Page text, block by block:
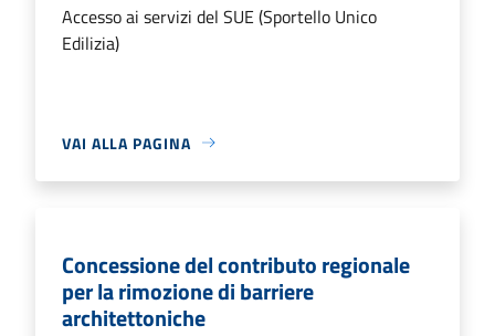
Accesso ai servizi del SUE (Sportello Unico
Edilizia)
VAI ALLA PAGINA
Concessione del contributo regionale
per la rimozione di barriere
architettoniche